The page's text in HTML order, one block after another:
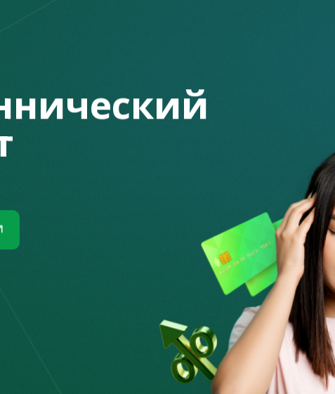
собирал информацию с устройства и передавал ее
не только к каналу, но и украли все наработки и базу
различные рассылки.
и Instagram, где она делилась
прямые эфиры. Её часто благодарили
на платные консультации. В один
её профиля с аналогичным именем и
предложения об "экстренной сессии со
не совпадающую с её именем. Несколько
что общаются с Асель. Сама психолог
когда к ней обратились обманутые подписчики.
Однако при общении с аудиторией важно рассказывать им о
работает сообщество. Например, постоянно отмечать, что
лучше – по видеосвязи. Чтобы абсолютно все были уверены,